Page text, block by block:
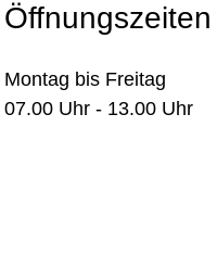
Öffnungszeiten
Montag bis Freitag
07.00 Uhr - 13.00 Uhr